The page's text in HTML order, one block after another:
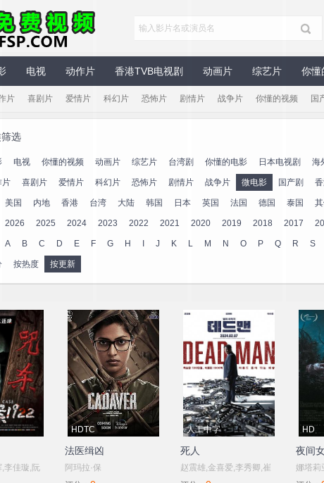
电视 动作片 香港TVB电视剧 动画片 综艺片 你懂
片 喜剧片 爱情片 科幻片 恐怖片 剧情片 战争片 你懂的视频 国
选
电视 你懂的视频 动画片 综艺片 台湾剧 你懂的电影 日本电视剧 海
片 喜剧片 爱情片 科幻片 恐怖片 剧情片 战争片 微电影 国产剧
美国 内地 香港 台湾 大陆 韩国 日本 英国 法国 德国 泰国
2026 2025 2024 2023 2022 2021 2020 2019 2018 2017
A B C D E F G H J K L M N O P Q R S
按热度 按更新
李佳璇,阮
HDTC
法医缉凶
阿玛拉·保
人工中字
死人
赵震雄,金喜爱,李秀卿,崔
HD
夜间
娜塔莉